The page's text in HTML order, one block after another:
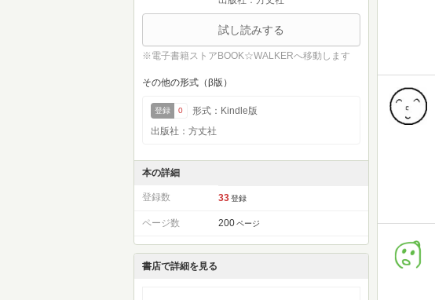
試し読みする
※電子書籍ストアBOOK☆WALKERへ移動します
その他の形式（β版）
登録 0
形式：Kindle版
出版社：方丈社
本の詳細
登録数 33 登録
ページ数 200 ページ
書店で詳細を見る